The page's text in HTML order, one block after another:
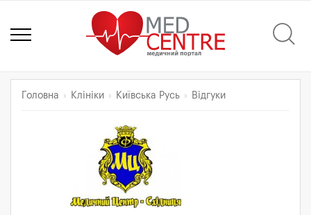
Головна Клініки Київська Русь Відгуки